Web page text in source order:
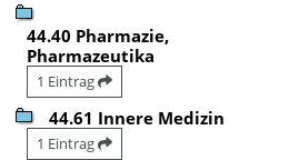
44.40 Pharmazie,
Pharmazeutika
1 Eintrag
44.61 Innere Medizin
1 Eintrag